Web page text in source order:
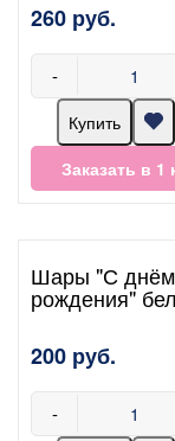
260 руб.
-
Купить
Заказать в 1
Шары "С днём
рождения"
200 руб.
-